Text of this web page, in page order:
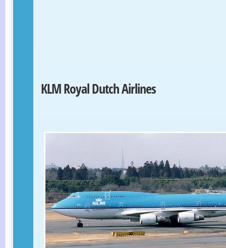
KLM Royal Dutch Airlines